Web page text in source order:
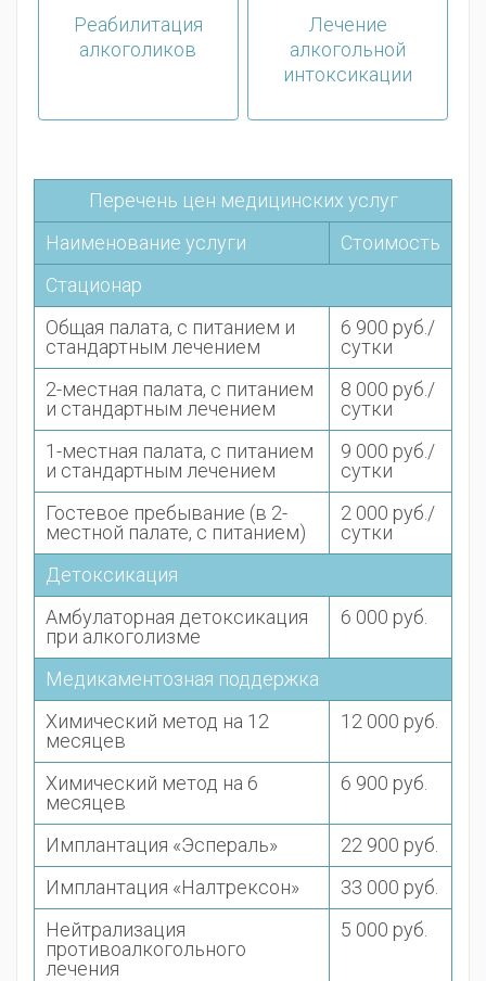
Реабилитация
алкоголиков
Лечение
алкогольной
интоксикации
Перечень цен медицинских услуг
Наименование услуги
Стоимость
Стационар
Общая палата, с питанием и
стандартным лечением
6 900 руб./
сутки
2-местная палата, с питанием
и стандартным лечением
8 000 руб./
сутки
1-местная палата, с питанием
и стандартным лечением
9 000 руб./
сутки
Гостевое пребывание (в 2-
местной палате, с питанием)
2 000 руб./
сутки
Детоксикация
Амбулаторная детоксикация
при алкоголизме
6 000 руб.
Медикаментозная поддержка
Химический метод на 12
месяцев
12 000 руб.
Химический метод на 6
месяцев
6 900 руб.
Имплантация «Эспераль»
22 900 руб.
Имплантация «Налтрексон»
33 000 руб.
Нейтрализация
противоалкогольного
лечения
5 000 руб.